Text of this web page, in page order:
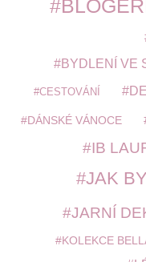
BYDLENÍ VE
CESTOVÁNÍ
DÁNSKÉ VÁNOCE
IB
JAK
JARNÍ
KOLEKCE